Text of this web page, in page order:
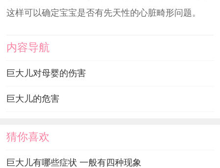
这样可以确定宝宝是否有先天性的心脏畸形问题。
内容导航
巨大儿对母婴的伤害
巨大儿的危害
猜你喜欢
巨大儿有哪些症状 一般有四种现象